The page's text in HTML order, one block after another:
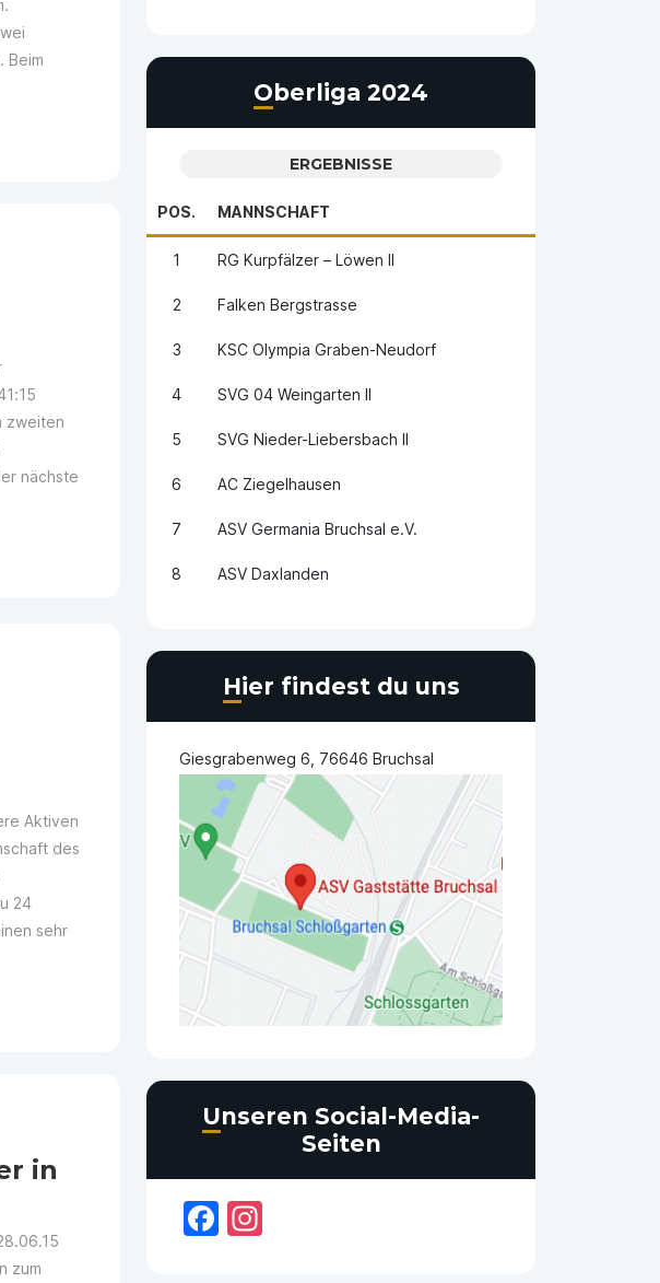
Beim
zweiten
nächste
Aktiven
des
24
sehr
in
zum
Oberliga 2024
ERGEBNISSE
POS. MANNSCHAFT
1 RG Kurpfälzer – Löwen II
2 Falken Bergstrasse
3 KSC Olympia Graben-Neudorf
4 SVG 04 Weingarten II
5 SVG Nieder-Liebersbach II
6 AC Ziegelhausen
7 ASV Germania Bruchsal e.V.
8 ASV Daxlanden
Hier findest du uns
Giesgrabenweg 6, 76646 Bruchsal
Unseren Social-Media-
Seiten
Facebook